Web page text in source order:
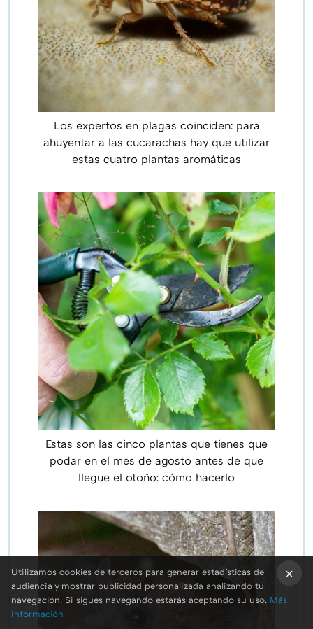
Los expertos en plagas coinciden: para
ahuyentar a las cucarachas hay que utilizar
estas cuatro plantas aromáticas
Estas son las cinco plantas que tienes que
podar en el mes de agosto antes de que
llegue el otoño: cómo hacerlo
Utilizamos cookies de terceros para generar estadísticas de
audiencia y mostrar publicidad personalizada analizando tu
navegación. Si sigues navegando estarás aceptando su uso. Más
información